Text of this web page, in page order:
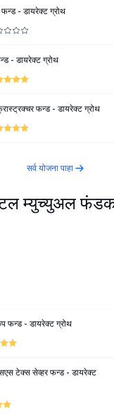
फन्ड - डायरेक्ट ग्रोथ
- डायरेक्ट ग्रोथ
फन्ड - डायरेक्ट ग्रोथ
सर्व योजना पाहा
म्युच्युअल
फन्ड - डायरेक्ट ग्रोथ
टेक्स सेव्हर फन्ड - डायरेक्ट